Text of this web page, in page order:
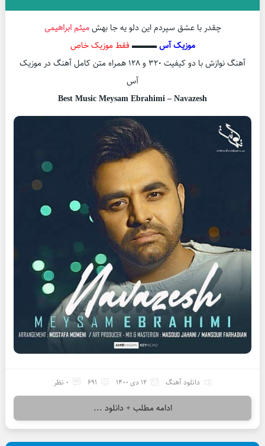
چقدر با عشق سپردم این دلو یه جا بهشمیثم ابراهیمی
موزیک آس▬▬▬ فقط موزیک خاص
آهنگ نوازش با دو کیفیت ۳۲۰ و ۱۲۸ همراه متن کامل آهنگ در موزیک
آس
Best Music Meysam Ebrahimi – Navazesh
دانلود آهنگ 12 دی 1400 691 0 نظر
ادامه مطلب + دانلود ...